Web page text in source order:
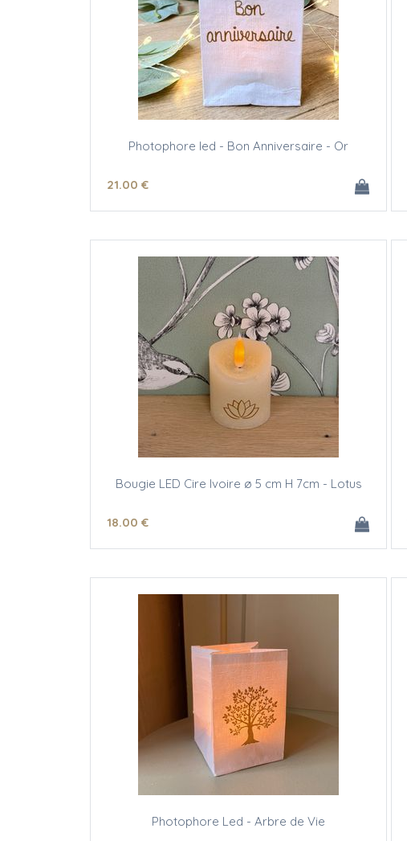
Photophore led - Bon Anniversaire - Or
21.00 €
Bougie LED Cire Ivoire ø 5 cm H 7cm - Lotus
18.00 €
Photophore Led - Arbre de Vie